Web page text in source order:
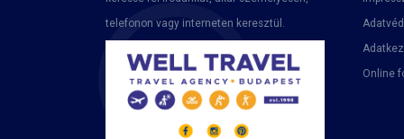
telefonon vagy interneten keresztül.
Online